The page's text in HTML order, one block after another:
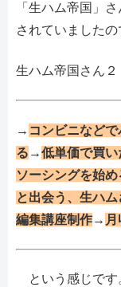
「生ハム帝国」
されていましたの
生ハム帝国さん２
→ コンビニなどで
る →低単価で買い
ソーシングを始め
と出会う、生ハ
編集講座制作→
という感じです